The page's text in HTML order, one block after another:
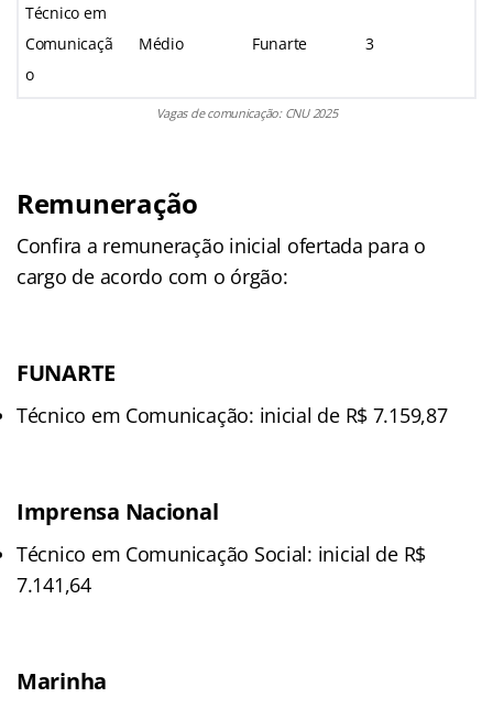
Técnico em
Comunicaçã
o
Médio Funarte 3
Vagas de comunicação: CNU 2025
Remuneração
Confira a remuneração inicial ofertada para o
cargo de acordo com o órgão:
FUNARTE
Técnico em Comunicação: inicial de R$ 7.159,87
Imprensa Nacional
Técnico em Comunicação Social: inicial de R$
7.141,64
Marinha